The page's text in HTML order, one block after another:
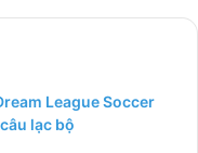
League Soccer
lạc bộ